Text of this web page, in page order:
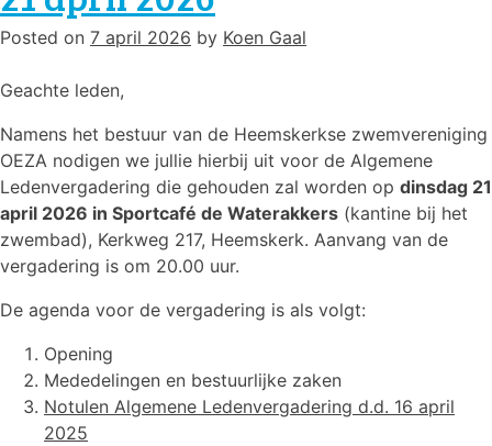
Posted on 7 april 2026 by Koen Gaal
Geachte leden,
Namens het bestuur van de Heemskerkse zwemvereniging
OEZA nodigen we jullie hierbij uit voor de Algemene
Ledenvergadering die gehouden zal worden op dinsdag 21
april 2026 in Sportcafé de Waterakkers (kantine bij het
zwembad), Kerkweg 217, Heemskerk. Aanvang van de
vergadering is om 20.00 uur.
De agenda voor de vergadering is als volgt:
Opening
Mededelingen en bestuurlijke zaken
Notulen Algemene Ledenvergadering d.d. 16 april
2025